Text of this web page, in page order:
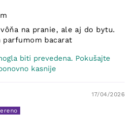
na pranie, ale aj do bytu.
parfumom bacarat
biti prevedena. Pokušajte
kasnije
17/04/2026